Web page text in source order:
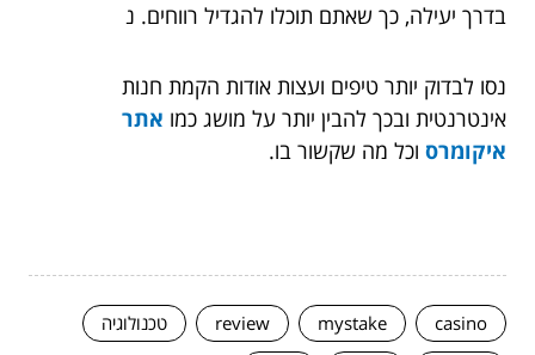
בדרך יעילה, כך שאתם תוכלו להגדיל רווחים. נ
נסו לבדוק יותר טיפים ועצות אודות הקמת חנות
אינטרנטית ובכך להבין יותר על מושג כמו אתר
איקומרס וכל מה שקשור בו.
casino
mystake
review
טכנולוגיה